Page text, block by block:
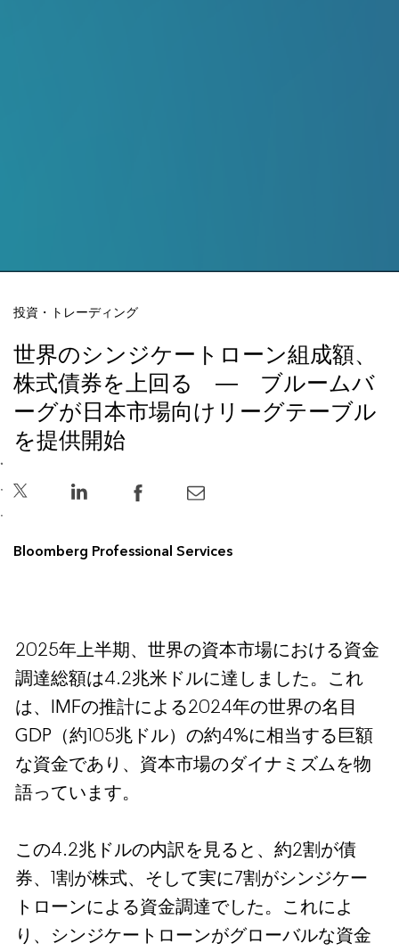
投資・トレーディング
世界のシンジケートローン組成額、
株式債券を上回る ― ブルームバ
ーグが日本市場向けリーグテーブル
を提供開始
Bloomberg Professional Services
2025年上半期、世界の資本市場における資金
調達総額は4.2兆米ドルに達しました。これ
は、IMFの推計による2024年の世界の名目
GDP（約105兆ドル）の約4%に相当する巨額
な資金であり、資本市場のダイナミズムを物
語っています。
この4.2兆ドルの内訳を見ると、約2割が債
券、1割が株式、そして実に7割がシンジケー
トローンによる資金調達でした。これによ
り、シンジケートローンがグローバルな資金